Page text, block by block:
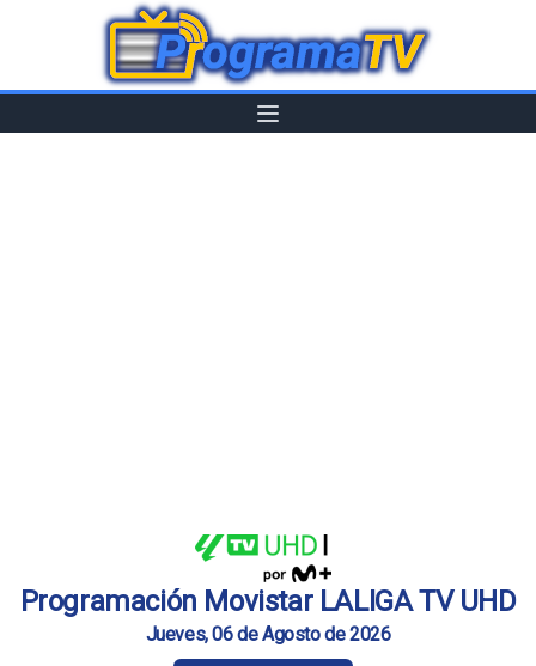
Programación Movistar LALIGA TV UHD
Jueves, 06 de Agosto de 2026